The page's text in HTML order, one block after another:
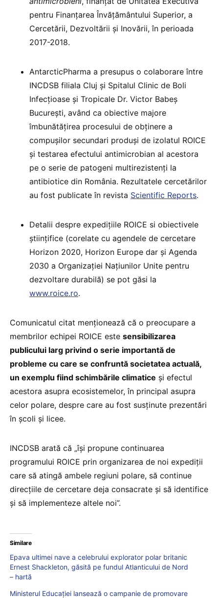
pentru Finanțarea Învățământului Superior, a
Cercetării, Dezvoltării și Inovării, în perioada
2017-2018.
AntarcticPharma a presupus o colaborare între
INCDSB filiala Cluj și Spitalul Clinic de Boli
Infecțioase și Tropicale Dr. Victor Babeș
București, având ca obiective majore
îmbunătățirea procesului de obținere a
compușilor secundari produși de izolatul ROICE
și testarea efectului antimicrobian al acestora
pe o serie de patogeni multirezistenți la
antibiotice din România. Rezultatele cercetărilor
au fost publicate în revista Scientific Reports.
Detalii despre expedițiile ROICE si obiectivele
științifice (corelate cu agendele de cercetare
Horizon 2020, Horizon Europe dar și Agenda
2030 a Organizației Națiunilor Unite pentru
dezvoltare durabilă) se pot găsi la
www.roice.ro.
Comunicatul citat menționează că o preocupare a
membrilor echipei ROICE este sensibilizarea
publicului larg privind o serie importantă de
probleme cu care se confruntă societatea actuală,
un exemplu fiind schimbările climatice și efectul
acestora asupra ecosistemelor, în principal asupra
celor polare, despre care au fost susținute prezentări
în școli și licee.
INCDSB arată că „își propune continuarea
programului ROICE prin organizarea de noi expediții
care să atingă ambele regiuni polare, să continue
direcțiile de cercetare deja consacrate și să identifice
și să implementeze altele noi”.
Similare
Epava ultimei nave a celebrului explorator polar britanic
Ernest Shackleton, găsită pe fundul Atlanticului de Nord
– hartă
Ministerul Educației lansează o campanie de promovare